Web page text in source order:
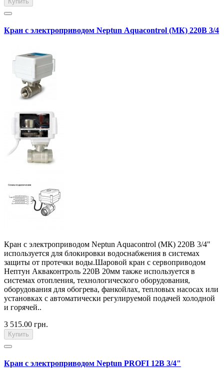
Кран с электроприводом Neptun Aquacontrol (МК) 220В 3/4
Кран с электроприводом Neptun Aquacontrol (МК) 220В 3/4"
используется для блокировки водоснабжения в системах
защиты от протечки воды.Шаровой кран с сервоприводом
Нептун Акваконтроль 220В 20мм также используется в
системах отопления, технологического оборудования,
оборудования для обогрева, фанкойлах, тепловых насосах или
установках с автоматически регулируемой подачей холодной
и горячей..
3 515.00 грн.
Купить
Кран с электроприводом Neptun PROFI 12В 3/4"